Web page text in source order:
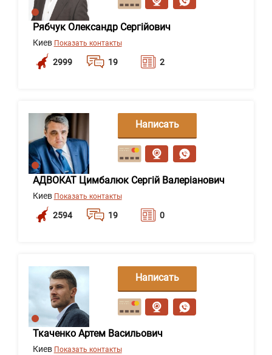
Рябчук Олександр Сергійович
Киев Показать контакты
2999 19 2
АДВОКАТ Цимбалюк Сергій Валеріанович
Киев Показать контакты
2594 19 0
Написать
сообщение
Ткаченко Артем Васильович
Киев Показать контакты
Написать
сообщение